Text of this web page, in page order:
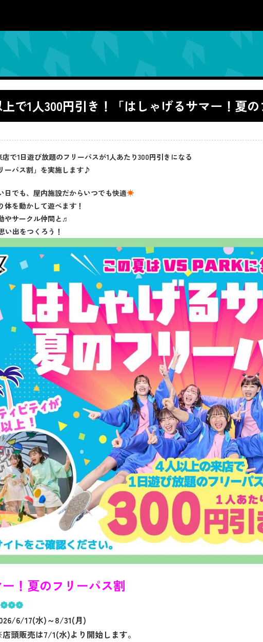
で1人300円引き！「はしゃげるサマー！夏
で1日遊び放題のフリーパスが1人あたり300円引きになる
ーパス割」を実施します♪
日でも、屋内施設だからいつでも快適☀
を動かして遊べます！
やサークル仲間と♬
い出をつくろう！
！夏のフリーパス割
❁❁❁
6/17(水)～8/31(月)
水)より開始します。